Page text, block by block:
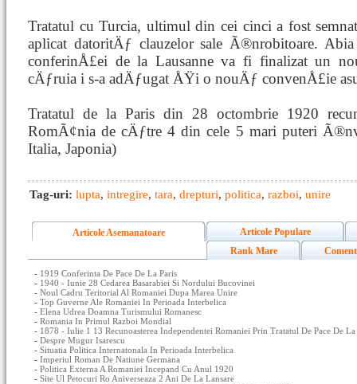
Tratatul cu Turcia, ultimul din cei cinci a fost
aplicat datoritÄƒ clauzelor sale Ã®nrobitoare.
conferinÅ£ei de la Lausanne va fi finalizat un
cÄƒruia i s-a adÄƒugat ÅŸi o nouÄƒ convenÅ£ie
Tratatul de la Paris din 28 octombrie 1920
RomÃ¢nia de cÄƒtre 4 din cele 5 mari puteri
Italia, Japonia)
Tag-uri: lupta, intregire, tara, drepturi, politica, razboi, unire
Articole Asemanatoare
Articole Populare
Rank Mare
- 1919 Conferinta De Pace De La Paris
- 1940 - Iunie 28 Cedarea Basarabiei Si Nordului Bucovinei
- Noul Cadru Teritorial Al Romaniei Dupa Marea Unire
- Top Guverne Ale Romaniei In Perioada Interbelica
- Elena Udrea Doamna Turismului Romanesc
- Romania In Primul Razboi Mondial
- 1878 - Iulie 1 13 Recunoasterea Independentei Romaniei Prin Tratatul De Pace De
- Despre Mugur Isarescu
- Situatia Politica Internatonala In Perioada Interbelica
- Imperiul Roman De Natiune Germana
- Politica Externa A Romaniei Incepand Cu Anul 1920
- Site Ul Petocuri Ro Aniverseaza 2 Ani De La Lansare